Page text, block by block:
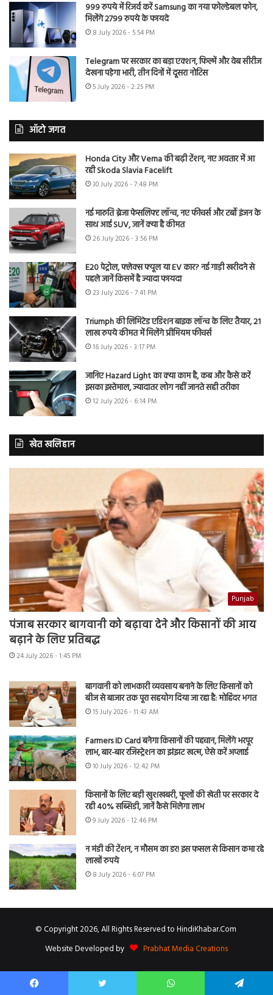
999 रुपये में रिजर्व करें Samsung का नया फोल्डेबल फोन,
मिलेंगे 2799 रुपये के फायदे
8 July 2026 - 5:54 PM
Telegram पर सरकार का बड़ा एक्शन, फिल्में और वेब सीरीज
देखना पड़ेगा भारी, तीन दिनों में दूसरा नोटिस
5 July 2026 - 2:25 PM
ऑटो जगत
Honda City और Verna की बढ़ी टेंशन, नए अवतार में आ
रही Skoda Slavia Facelift
30 July 2026 - 7:48 PM
नई मारुति ब्रेजा फेसलिफ्ट लॉन्च, नए फीचर्स और टर्बो इंजन के
साथ आई SUV, जानें क्या है कीमत
26 July 2026 - 3:56 PM
E20 पेट्रोल, फ्लेक्स फ्यूल या EV कार? नई गाड़ी खरीदने से
पहले जानें किसमें है ज्यादा फायदा
23 July 2026 - 7:41 PM
Triumph की लिमिटेड एडिशन बाइक लॉन्च के लिए तैयार, 21
लाख रुपये कीमत में मिलेंगे प्रीमियम फीचर्स
16 July 2026 - 3:17 PM
जानिए Hazard Light का क्या काम है, कब और कैसे करें
इसका इस्तेमाल, ज्यादातर लोग नहीं जानते सही तरीका
12 July 2026 - 6:14 PM
खेत खलिहान
Punjab
पंजाब सरकार बागवानी को बढ़ावा देने और किसानों की आय
बढ़ाने के लिए प्रतिबद्ध
24 July 2026 - 1:45 PM
बागवानी को लाभकारी व्यवसाय बनाने के लिए किसानों को
बीज से बाजार तक पूरा सहयोग दिया जा रहा है: मोहिंदर भगत
15 July 2026 - 11:43 AM
Farmers ID Card बनेगा किसानों की पहचान, मिलेंगे भरपूर
लाभ, बार-बार रजिस्ट्रेशन का झंझट खत्म, ऐसे करें अप्लाई
10 July 2026 - 12:42 PM
किसानों के लिए बड़ी खुशखबरी, फूलों की खेती पर सरकार दे
रही 40% सब्सिडी, जानें कैसे मिलेगा लाभ
9 July 2026 - 12:46 PM
न मंडी की टेंशन, न मौसम का डर! इस फसल से किसान कमा रहे
लाखों रुपये
8 July 2026 - 6:07 PM
© Copyright 2026, All Rights Reserved to HindiKhabar.Com
Website Developed by
Prabhat Media Creations